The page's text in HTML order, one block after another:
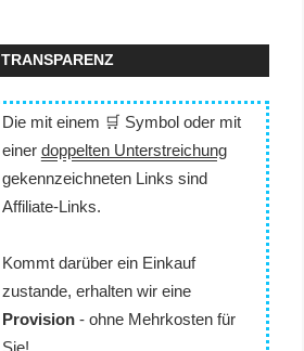
TRANSPARENZ
Die mit einem 🛒 Symbol oder mit
einer doppelten Unterstreichung
gekennzeichneten Links sind
Affiliate-Links.
Kommt darüber ein Einkauf
zustande, erhalten wir eine
Provision- ohne Mehrkosten für